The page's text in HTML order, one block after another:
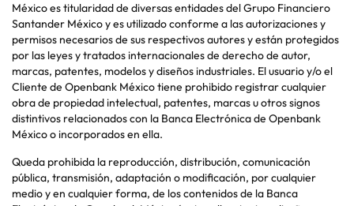
México es titularidad de diversas entidades del Grupo Financiero
Santander México y es utilizado conforme a las autorizaciones y
permisos necesarios de sus respectivos autores y están protegidos
por las leyes y tratados internacionales de derecho de autor,
marcas, patentes, modelos y diseños industriales. El usuario y/o el
Cliente de Openbank México tiene prohibido registrar cualquier
obra de propiedad intelectual, patentes, marcas u otros signos
distintivos relacionados con la Banca Electrónica de Openbank
México o incorporados en ella.
Queda prohibida la reproducción, distribución, comunicación
pública, transmisión, adaptación o modificación, por cualquier
medio y en cualquier forma, de los contenidos de la Banca